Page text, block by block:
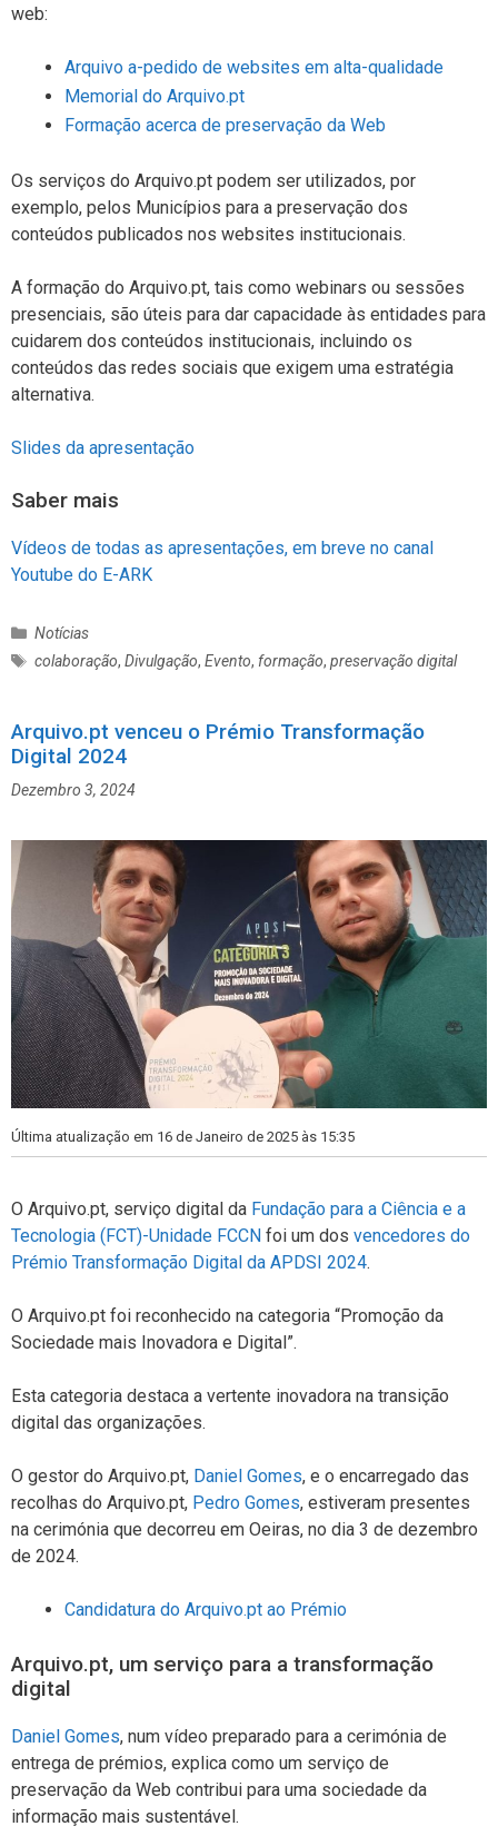
web:
Arquivo a-pedido de websites em alta-qualidade
Memorial do Arquivo.pt
Formação acerca de preservação da Web
Os serviços do Arquivo.pt podem ser utilizados, por
exemplo, pelos Municípios para a preservação dos
conteúdos publicados nos websites institucionais.
A formação do Arquivo.pt, tais como webinars ou sessões
presenciais, são úteis para dar capacidade às entidades para
cuidarem dos conteúdos institucionais, incluindo os
conteúdos das redes sociais que exigem uma estratégia
alternativa.
Slides da apresentação
Saber mais
Vídeos de todas as apresentações, em breve no canal
Youtube do E-ARK
C
a
g
o
r
i
s
Notícias
E
q
u
t
s
colaboração,Divulgação,Evento, formação,preservação digital
Arquivo.pt venceu o Prémio Transformação
Digital 2024
Dezembro 3, 2024
Última atualização em 16 de Janeiro de 2025 às 15:35
O Arquivo.pt, serviço digital da Fundação para a Ciência e a
Tecnologia (FCT)-Unidade FCCN foi um dos vencedores do
Prémio Transformação Digital da APDSI 2024.
O Arquivo.pt foi reconhecido na categoria “Promoção da
Sociedade mais Inovadora e Digital”.
Esta categoria destaca a vertente inovadora na transição
digital das organizações.
O gestor do Arquivo.pt, Daniel Gomes, e o encarregado das
recolhas do Arquivo.pt, Pedro Gomes, estiveram presentes
na cerimónia que decorreu em Oeiras, no dia 3 de dezembro
de 2024.
Candidatura do Arquivo.pt ao Prémio
Arquivo.pt, um serviço para a transformação
digital
Daniel Gomes, num vídeo preparado para a cerimónia de
entrega de prémios, explica como um serviço de
preservação da Web contribui para uma sociedade da
informação mais sustentável.